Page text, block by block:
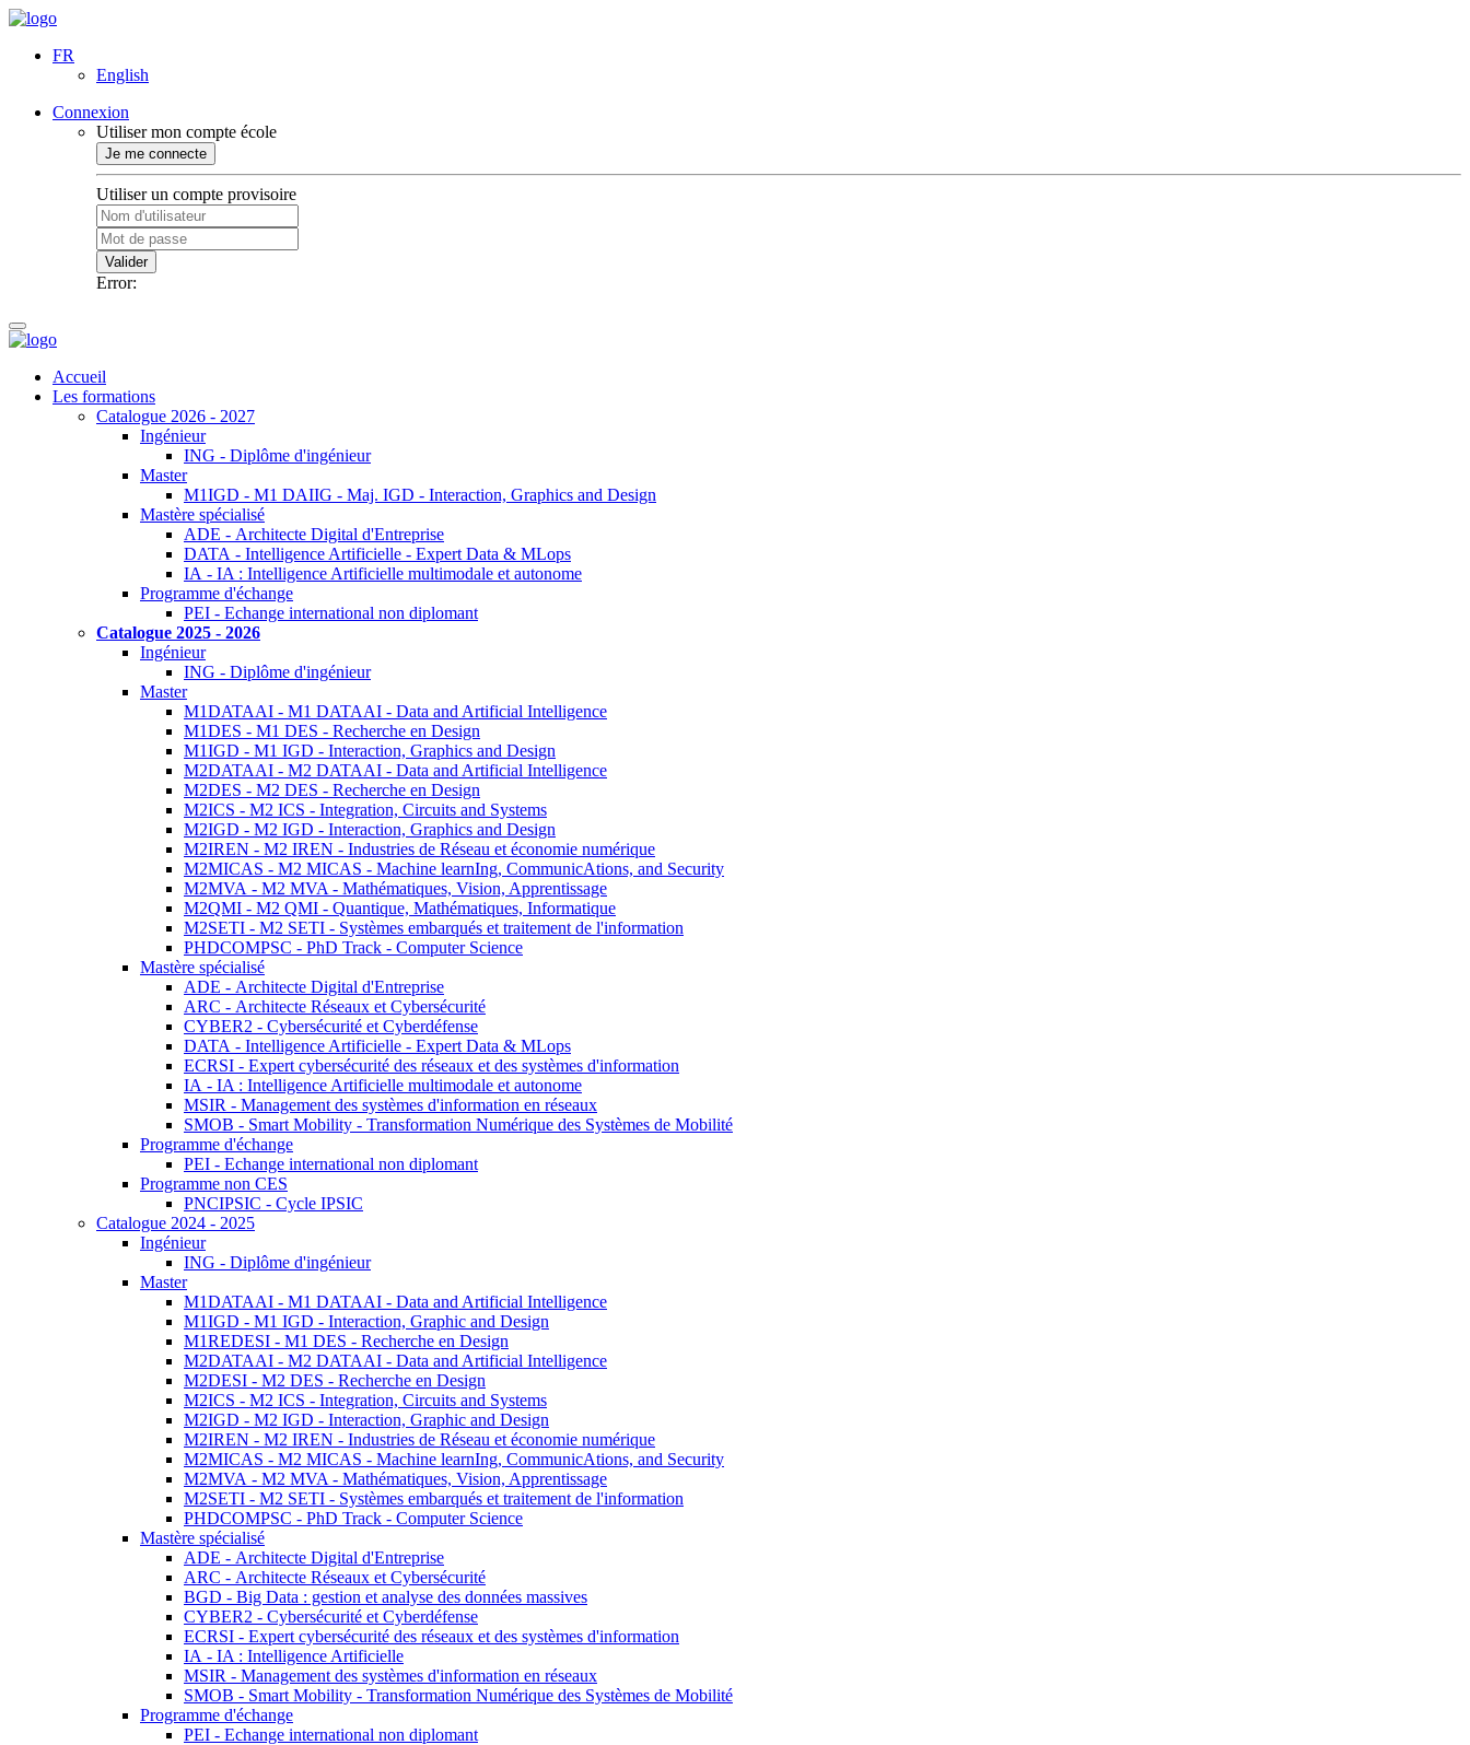
FR
English
Connexion
Utiliser mon compte école
Je me connecte
Utiliser un compte provisoire
Valider
Error:
Accueil
Les formations
Catalogue 2026 - 2027
Ingénieur
ING - Diplôme d'ingénieur
Master
M1IGD - M1 DAIIG - Maj. IGD - Interaction, Graphics and Design
Mastère spécialisé
ADE - Architecte Digital d'Entreprise
DATA - Intelligence Artificielle - Expert Data & MLops
IA - IA : Intelligence Artificielle multimodale et autonome
Programme d'échange
PEI - Echange international non diplomant
Catalogue 2025 - 2026
Ingénieur
ING - Diplôme d'ingénieur
Master
M1DATAAI - M1 DATAAI - Data and Artificial Intelligence
M1DES - M1 DES - Recherche en Design
M1IGD - M1 IGD - Interaction, Graphics and Design
M2DATAAI - M2 DATAAI - Data and Artificial Intelligence
M2DES - M2 DES - Recherche en Design
M2ICS - M2 ICS - Integration, Circuits and Systems
M2IGD - M2 IGD - Interaction, Graphics and Design
M2IREN - M2 IREN - Industries de Réseau et économie numérique
M2MICAS - M2 MICAS - Machine learnIng, CommunicAtions, and Security
M2MVA - M2 MVA - Mathématiques, Vision, Apprentissage
M2QMI - M2 QMI - Quantique, Mathématiques, Informatique
M2SETI - M2 SETI - Systèmes embarqués et traitement de l'information
PHDCOMPSC - PhD Track - Computer Science
Mastère spécialisé
ADE - Architecte Digital d'Entreprise
ARC - Architecte Réseaux et Cybersécurité
CYBER2 - Cybersécurité et Cyberdéfense
DATA - Intelligence Artificielle - Expert Data & MLops
ECRSI - Expert cybersécurité des réseaux et des systèmes d'information
IA - IA : Intelligence Artificielle multimodale et autonome
MSIR - Management des systèmes d'information en réseaux
SMOB - Smart Mobility - Transformation Numérique des Systèmes de Mobilité
Programme d'échange
PEI - Echange international non diplomant
Programme non CES
PNCIPSIC - Cycle IPSIC
Catalogue 2024 - 2025
Ingénieur
ING - Diplôme d'ingénieur
Master
M1DATAAI - M1 DATAAI - Data and Artificial Intelligence
M1IGD - M1 IGD - Interaction, Graphic and Design
M1REDESI - M1 DES - Recherche en Design
M2DATAAI - M2 DATAAI - Data and Artificial Intelligence
M2DESI - M2 DES - Recherche en Design
M2ICS - M2 ICS - Integration, Circuits and Systems
M2IGD - M2 IGD - Interaction, Graphic and Design
M2IREN - M2 IREN - Industries de Réseau et économie numérique
M2MICAS - M2 MICAS - Machine learnIng, CommunicAtions, and Security
M2MVA - M2 MVA - Mathématiques, Vision, Apprentissage
M2SETI - M2 SETI - Systèmes embarqués et traitement de l'information
PHDCOMPSC - PhD Track - Computer Science
Mastère spécialisé
ADE - Architecte Digital d'Entreprise
ARC - Architecte Réseaux et Cybersécurité
BGD - Big Data : gestion et analyse des données massives
CYBER2 - Cybersécurité et Cyberdéfense
ECRSI - Expert cybersécurité des réseaux et des systèmes d'information
IA - IA : Intelligence Artificielle
MSIR - Management des systèmes d'information en réseaux
SMOB - Smart Mobility - Transformation Numérique des Systèmes de Mobilité
Programme d'échange
PEI - Echange international non diplomant